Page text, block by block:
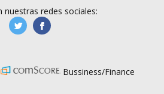
nuestras redes sociales:
manufacturaGE
Bussiness/Finance